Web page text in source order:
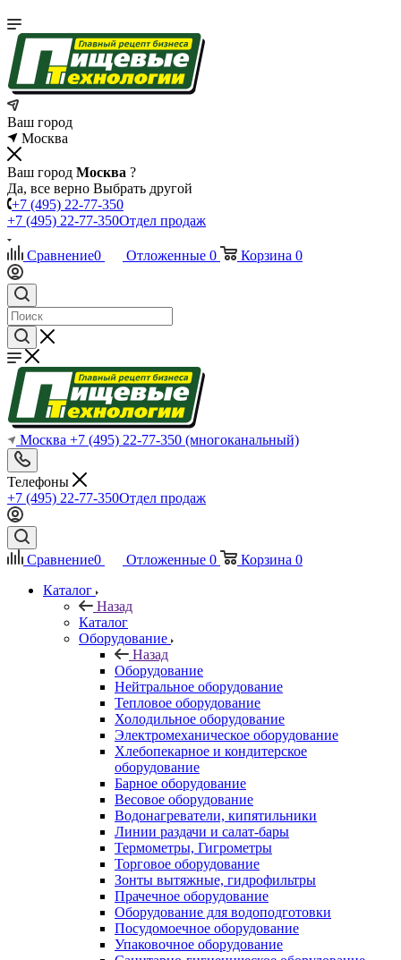
Ваш город
Москва
Ваш город Москва ?
Да, все верно Выбрать другой
+7 (495) 22-77-350
+7 (495) 22-77-350Отдел продаж
Сравнение0 Отложенные 0 Корзина 0
Москва +7 (495) 22-77-350 (многоканальный)
Телефоны
+7 (495) 22-77-350Отдел продаж
Сравнение0 Отложенные 0 Корзина 0
Каталог
Назад
Каталог
Оборудование
Назад
Оборудование
Нейтральное оборудование
Тепловое оборудование
Холодильное оборудование
Электромеханическое оборудование
Хлебопекарное и кондитерское
оборудование
Барное оборудование
Весовое оборудование
Водонагреватели, кипятильники
Линии раздачи и салат-бары
Термометры, Гигрометры
Торговое оборудование
Зонты вытяжные, гидрофильтры
Прачечное оборудование
Оборудование для водоподготовки
Посудомоечное оборудование
Упаковочное оборудование